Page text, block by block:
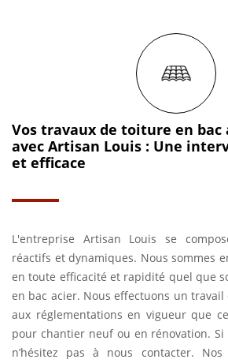
Vos travaux de toiture en bac
avec Artisan Louis : Une
et efficace
L'entreprise Artisan Louis se
réactifs et dynamiques. Nous sommes
en toute efficacité et rapidité quel que
en bac acier. Nous effectuons un
aux réglementations en vigueur que
pour chantier neuf ou en rénovation. Si
n’hésitez pas à nous contacter.